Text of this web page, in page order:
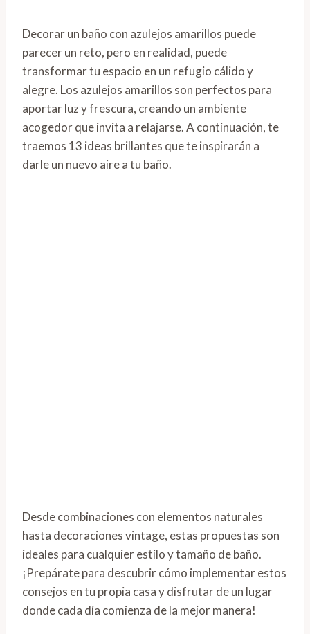
Decorar un baño con azulejos amarillos puede
parecer un reto, pero en realidad, puede
transformar tu espacio en un refugio cálido y
alegre. Los azulejos amarillos son perfectos para
aportar luz y frescura, creando un ambiente
acogedor que invita a relajarse. A continuación, te
traemos 13 ideas brillantes que te inspirarán a
darle un nuevo aire a tu baño.
Desde combinaciones con elementos naturales
hasta decoraciones vintage, estas propuestas son
ideales para cualquier estilo y tamaño de baño.
¡Prepárate para descubrir cómo implementar estos
consejos en tu propia casa y disfrutar de un lugar
donde cada día comienza de la mejor manera!